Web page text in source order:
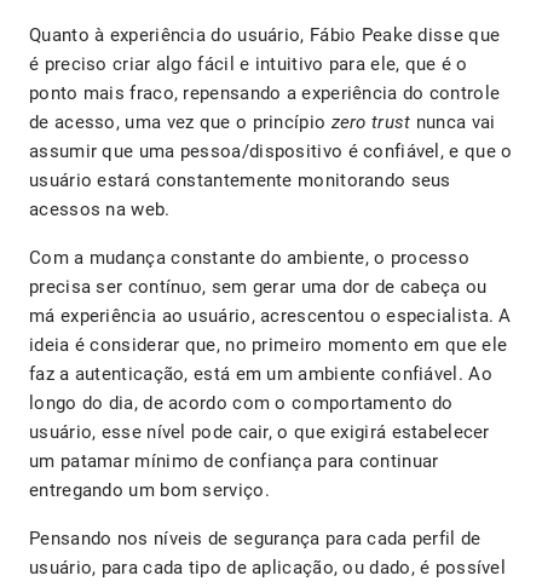
Quanto à experiência do usuário, Fábio Peake disse que
é preciso criar algo fácil e intuitivo para ele, que é o
ponto mais fraco, repensando a experiência do controle
de acesso, uma vez que o princípio zero trust nunca vai
assumir que uma pessoa/dispositivo é confiável, e que o
usuário estará constantemente monitorando seus
acessos na web.
Com a mudança constante do ambiente, o processo
precisa ser contínuo, sem gerar uma dor de cabeça ou
má experiência ao usuário, acrescentou o especialista. A
ideia é considerar que, no primeiro momento em que ele
faz a autenticação, está em um ambiente confiável. Ao
longo do dia, de acordo com o comportamento do
usuário, esse nível pode cair, o que exigirá estabelecer
um patamar mínimo de confiança para continuar
entregando um bom serviço.
Pensando nos níveis de segurança para cada perfil de
usuário, para cada tipo de aplicação, ou dado, é possível